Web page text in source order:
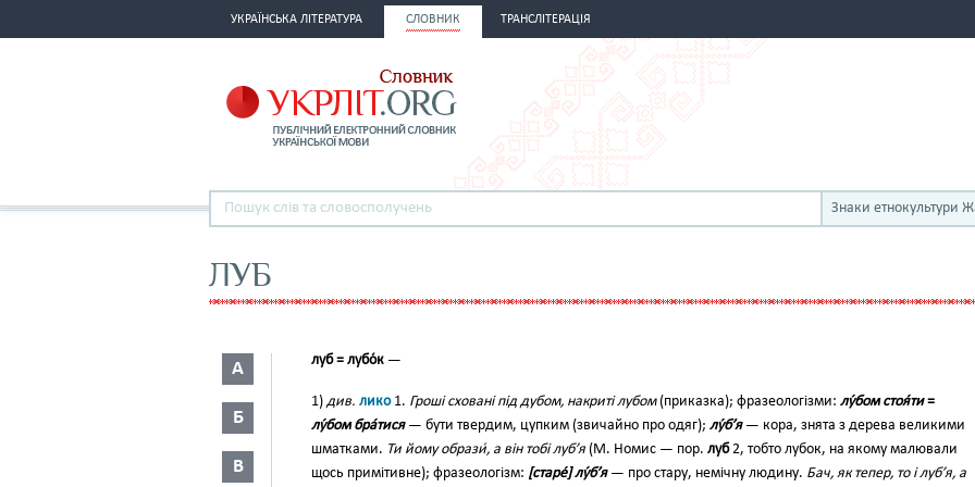
УКРАЇНСЬКА ЛІТЕРАТУРА СЛОВНИК ТРАНСЛІТЕРАЦІЯ
Знаки етнокультури
ЛУБ
А
Б
В
луб = лубо́к —
1) див. лико1. Гро­ші сховані під дубом, накриті лубом(приказка); фразеологізми: лу́бом стоя́ти=
лу́бом бра́тися— бути твердим, цупким (звичайно про одяг); лу́б’я— кора, знята з дерева великими
шматками. Ти йому об­рази́, а він тобі луб’я (М. Номис — пop. луб2, тобто лубок, на якому малювали
щось примітивне); фра­зеологізм: [старе́] лу́б’я— про ста­ру, немічну людину. Бач, як тепер, то і луб’я, а